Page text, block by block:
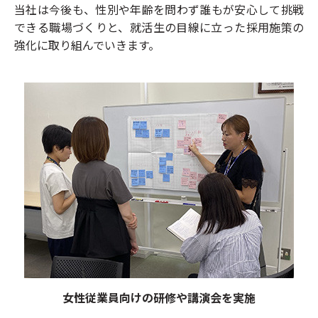
当社は今後も、性別や年齢を問わず誰もが安心して挑戦
できる職場づくりと、就活生の目線に立った採用施策の
強化に取り組んでいきます。
女性従業員向けの研修や講演会を実施